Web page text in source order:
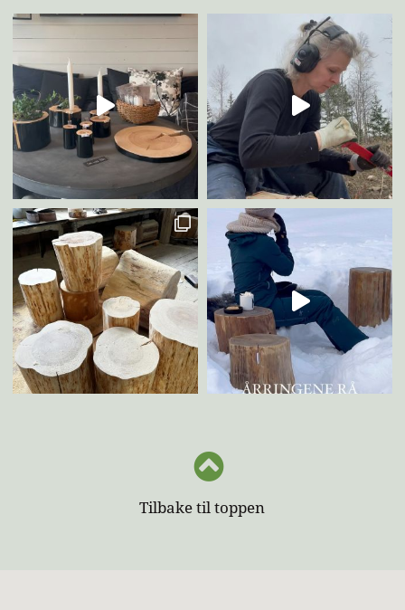
Du har ingen produkter i handlekurven.
Go to shop
Tilbake til toppen